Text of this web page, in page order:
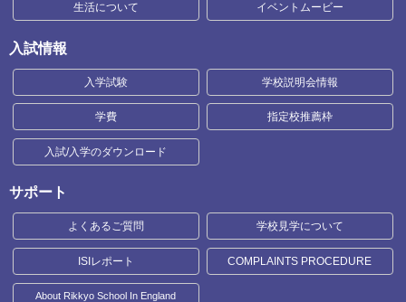
生活について イベントムービー
入試情報
入学試験 学校説明会情報
学費 指定校推薦枠
入試/入学のダウンロード
サポート
よくあるご質問 学校見学について
ISIレポート COMPLAINTS PROCEDURE
About Rikkyo School In England